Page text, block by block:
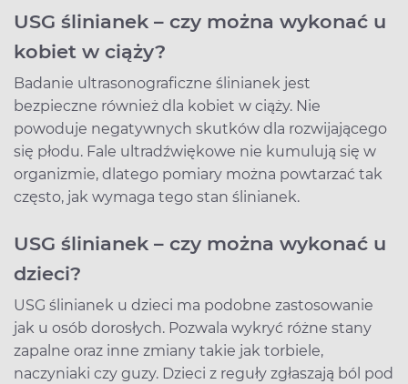
USG ślinianek – czy można wykonać u
kobiet w ciąży?
Badanie ultrasonograficzne ślinianek jest
bezpieczne również dla kobiet w ciąży. Nie
powoduje negatywnych skutków dla rozwijającego
się płodu. Fale ultradźwiękowe nie kumulują się w
organizmie, dlatego pomiary można powtarzać tak
często, jak wymaga tego stan ślinianek.
USG ślinianek – czy można wykonać u
dzieci?
USG ślinianek u dzieci ma podobne zastosowanie
jak u osób dorosłych. Pozwala wykryć różne stany
zapalne oraz inne zmiany takie jak torbiele,
naczyniaki czy guzy. Dzieci z reguły zgłaszają ból pod